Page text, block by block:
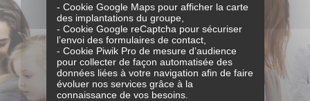
Bien dans
Bien dans
LE GROUPE
Historique
Nos engagements
Notre métier
NOS IMPLANTATIONS
- Cookie Google Maps pour afficher la carte
des implantations du groupe,
- Cookie Google reCaptcha pour sécuriser
l’envoi des formulaires de contact,
- Cookie Piwik Pro de mesure d’audience
pour collecter de façon automatisée des
données liées à votre navigation afin de faire
évoluer nos services grâce à la
connaissance de vos besoins.